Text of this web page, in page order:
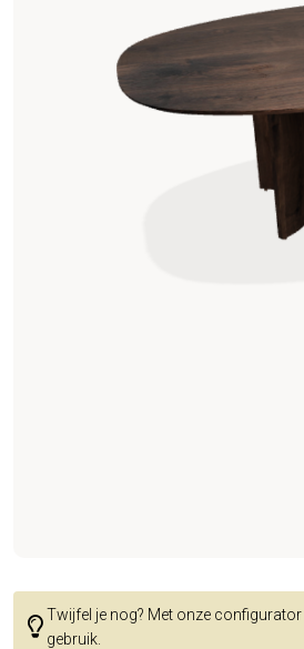
Twijfel je nog? Met onze
gebruik.